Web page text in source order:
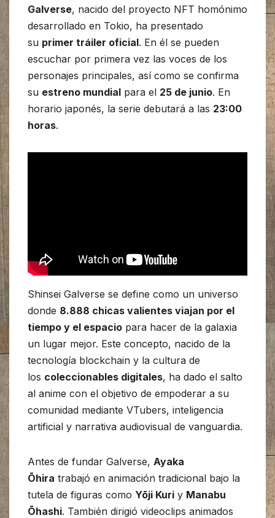
Galverse, nacido del proyecto NFT homónimo
desarrollado en Tokio, ha presentado
su primer tráiler oficial. En él se pueden
escuchar por primera vez las voces de los
personajes principales, así como se confirma
su estreno mundial para el 25 de junio. En
horario japonés, la serie debutará a las 23:00
horas.
Shinsei Galverse se define como un universo
donde 8.888 chicas valientes viajan por el
tiempo y el espacio para hacer de la galaxia
un lugar mejor. Este concepto, nacido de la
tecnología blockchain y la cultura de
los coleccionables digitales, ha dado el salto
al anime con el objetivo de empoderar a su
comunidad mediante VTubers, inteligencia
artificial y narrativa audiovisual de vanguardia.
Antes de fundar Galverse, Ayaka
Ōhira trabajó en animación tradicional bajo la
tutela de figuras como Yōji Kuri y Manabu
Ōhashi. También dirigió videoclips animados